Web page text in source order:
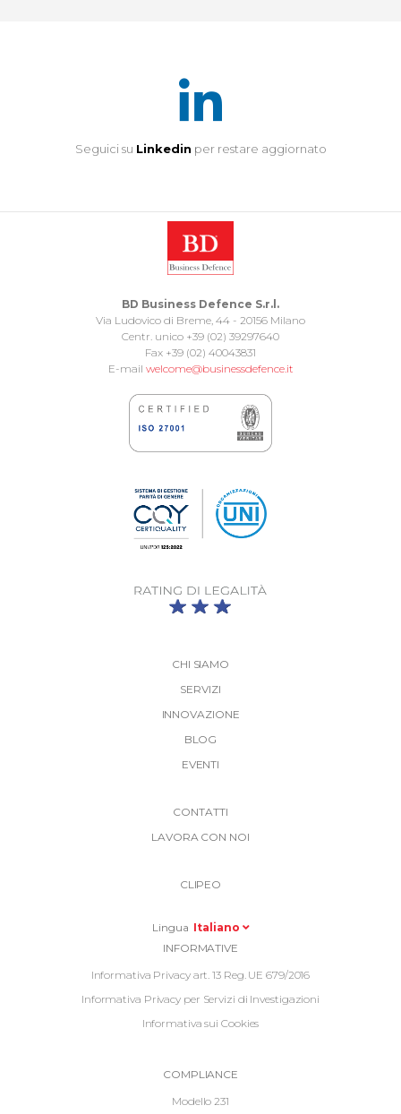
Seguici su Linkedin per restare aggiornato
BD Business Defence S.r.l.
Via Ludovico di Breme, 44 - 20156 Milano
Centr. unico +39 (02) 39297640
Fax +39 (02) 40043831
E-mail welcome@businessdefence.it
CHI SIAMO
SERVIZI
INNOVAZIONE
BLOG
EVENTI
CONTATTI
LAVORA CON NOI
CLIPEO
Lingua Italiano
Informative
Footer
INFORMATIVE
Informativa Privacy art. 13 Reg. UE 679/2016
Informativa Privacy per Servizi di Investigazioni
Informativa sui Cookies
InformativeCOMPLIANCE
Modello 231